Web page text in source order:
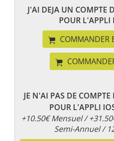
J'AI DEJA UN COMPTE
POUR L'APPLI
COMMANDER
JE N'AI PAS DE COMPTE
POUR L'APPLI
+10.50€ Mensuel /
Semi-Annuel /